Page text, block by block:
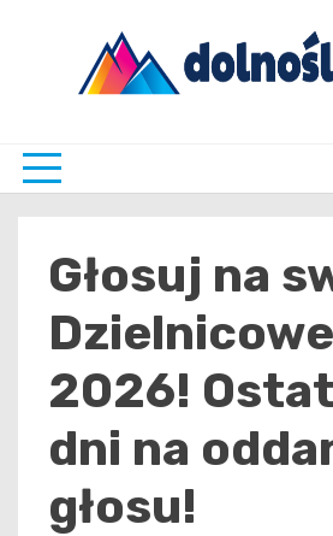
Głosuj na
2026!
dni na
głosu!